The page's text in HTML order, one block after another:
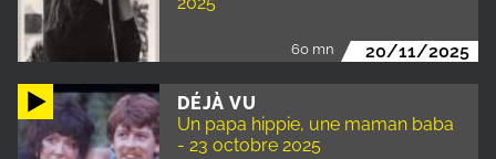
60 mn 20/11/2025
DÉJÀ VU
Un papa hippie, une maman baba
- 23 octobre 2025